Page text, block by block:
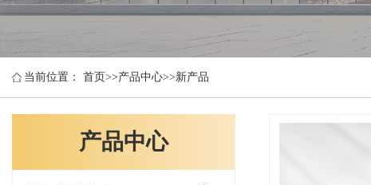
当前位置： 首页>>产品中心>>新产品
产品中心